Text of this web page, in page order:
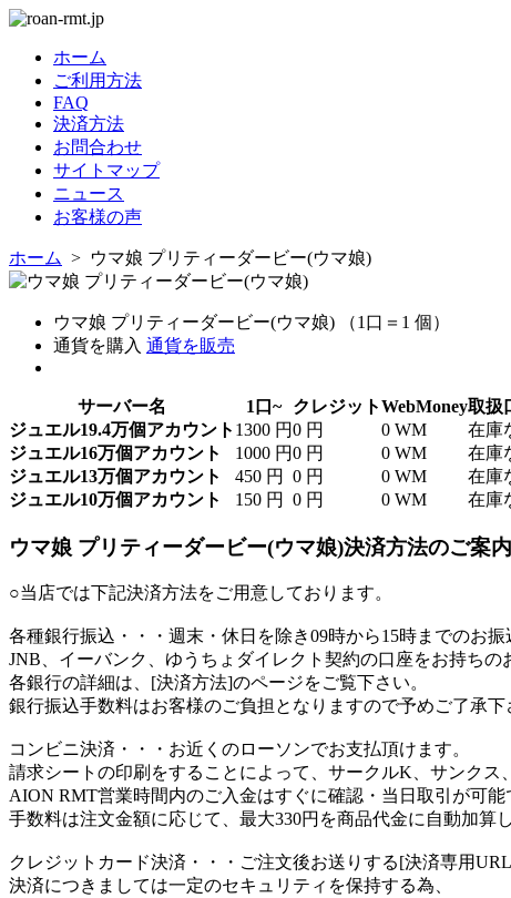
ホーム
ご利用方法
FAQ
決済方法
お問合わせ
サイトマップ
ニュース
お客様の声
ホーム > ウマ娘 プリティーダービー(ウマ娘)
ウマ娘 プリティーダービー(ウマ娘) （1口＝1 個）
通貨を購入 通貨を販売
サーバー名 1口~ クレジットWebMoney取扱
ジュエル19.4万個アカウント 1300 円0 円 0 WM
在庫
ジュエル16万個アカウント
1000 円0 円 0 WM
在庫
ジュエル13万個アカウント
450 円 0 円 0 WM
在庫
ジュエル10万個アカウント
150 円 0 円 0 WM 在庫
ウマ娘 プリティーダービー(ウマ娘)決済方法のご案内
○当店では下記決済方法をご用意しております。
各種銀行振込 ・・・週末・休日を除き09時から15時までのお
JNB、イーバンク、ゆうちょダイレクト契約の口座をお持ちの
各銀行の詳細は、[決済方法]のページをご覧下さい。
銀行振込手数料はお客様のご負担となりますので予めご了承下
コンビニ決済 ・・・お近くのローソンでお支払頂けます。
請求シートの印刷をすることによって、サークルK、サンクス
AION RMT営業時間内のご入金はすぐに確認・当日取引が可能
手数料は注文金額に応じて、最大330円を商品代金に自動加算
クレジットカード決済 ・・・ご注文後お送りする[決済専用
決済につきましては一定のセキュリティを保持する為、